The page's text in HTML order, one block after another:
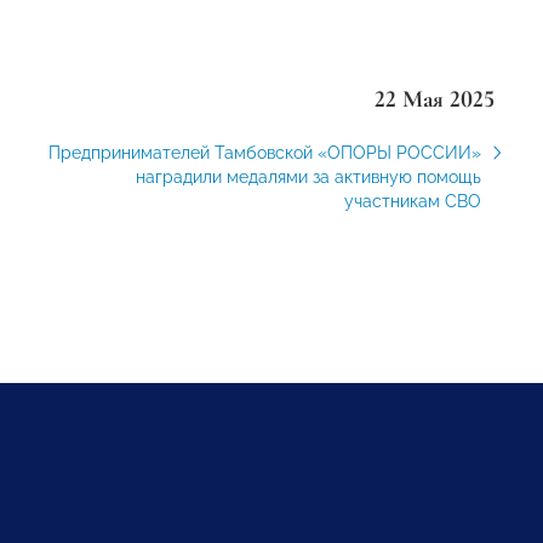
22 Мая 2025
Предпринимателей Тамбовской «ОПОРЫ РОССИИ»
наградили медалями за активную помощь
участникам СВО